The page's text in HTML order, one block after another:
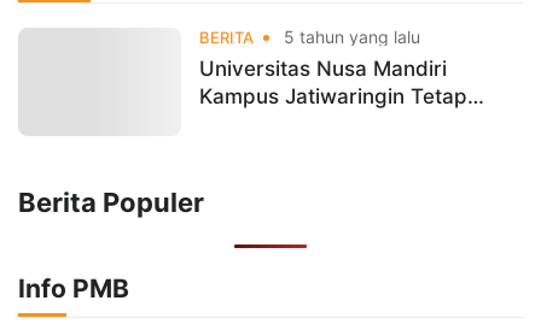
BERITA 5 tahun yang lalu
Universitas Nusa Mandiri
Kampus Jatiwaringin Tetap
Berita Populer
Info PMB